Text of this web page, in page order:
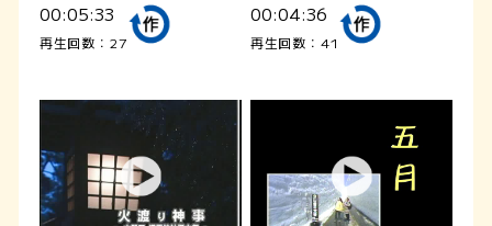
00:05:33
再生回数：27
00:04:36
再生回数：41